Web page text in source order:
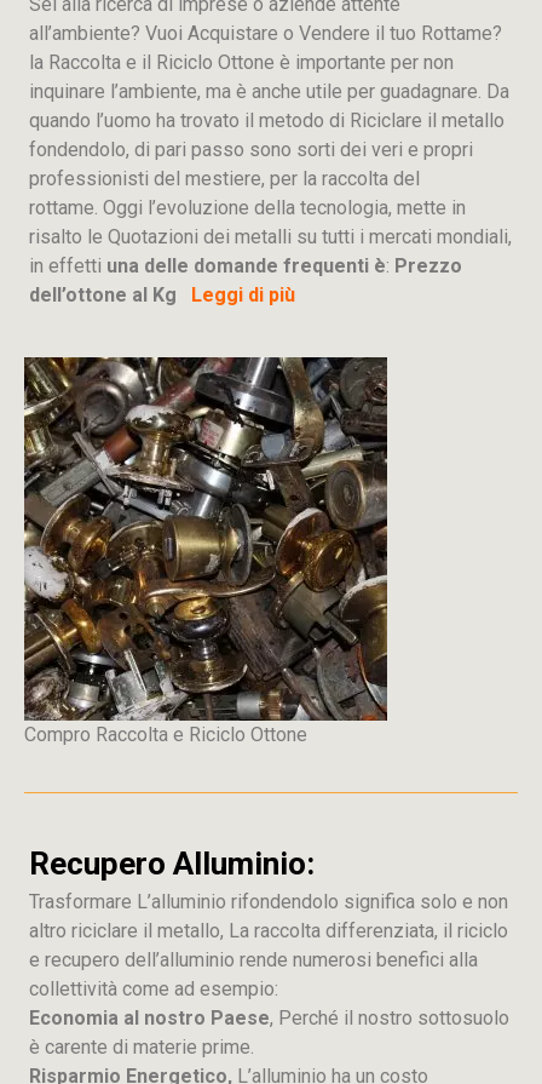
all’ambiente? Vuoi Acquistare o Vendere il tuo Rottame?
la Raccolta e il Riciclo Ottone è importante per non
inquinare l’ambiente, ma è anche utile per guadagnare. Da
quando l’uomo ha trovato il metodo di Riciclare il metallo
fondendolo, di pari passo sono sorti dei veri e propri
professionisti del mestiere, per la raccolta del
rottame. Oggi l’evoluzione della tecnologia, mette in
risalto le Quotazioni dei metalli su tutti i mercati mondiali,
in effetti una delle domande frequenti è: Prezzo
dell’ottone al Kg Leggi di più
Compro Raccolta e Riciclo Ottone
Recupero Alluminio:
Trasformare L’alluminio rifondendolo significa solo e non
altro riciclare il metallo, La raccolta differenziata, il riciclo
e recupero dell’alluminio rende numerosi benefici alla
collettività come ad esempio:
Economia al nostro Paese, Perché il nostro sottosuolo
è carente di materie prime.
Risparmio Energetico, L’alluminio ha un costo